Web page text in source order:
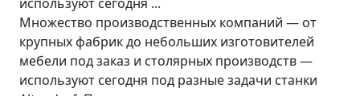
Множество производственных компаний — от
крупных фабрик до небольших изготовителей
мебели под заказ и столярных производств —
используют сегодня под разные задачи станки